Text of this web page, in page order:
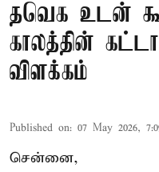
தவெக உடன்
காலத்தின்
விளக்கம்
Published on: 07 May 2026,
சென்னை,